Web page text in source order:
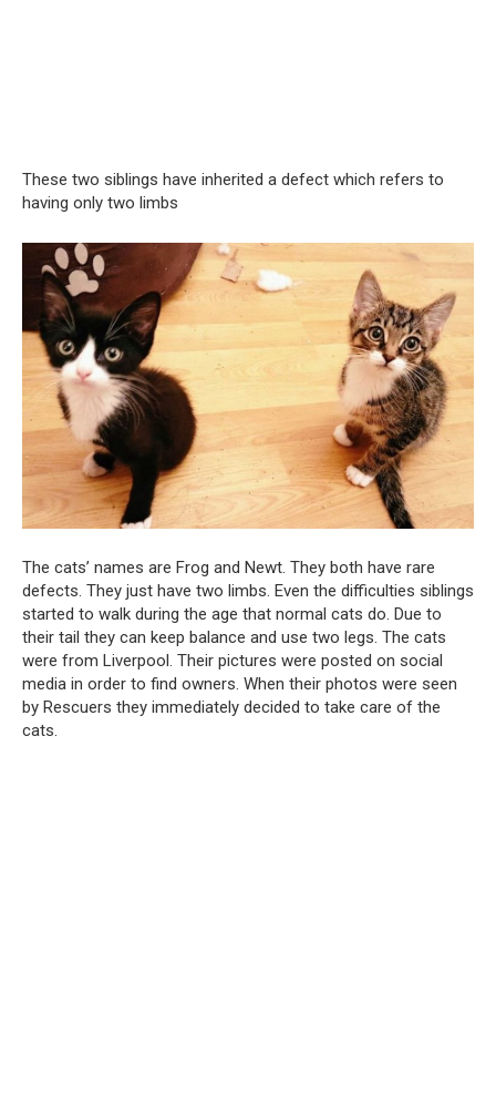
These two siblings have inherited a defect which refers to
having only two limbs
The cats’ names are Frog and Newt. They both have rare
defects. They just have two limbs. Even the difficulties siblings
started to walk during the age that normal cats do. Due to
their tail they can keep balance and use two legs. The cats
were from Liverpool. Their pictures were posted on social
media in order to find owners. When their photos were seen
by Rescuers they immediately decided to take care of the
cats.